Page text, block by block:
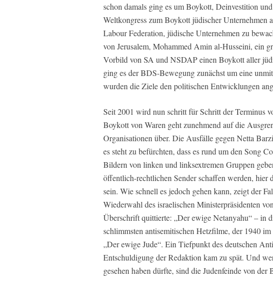
schon damals ging es um Boykott, Deinvestition
Weltkongress zum Boykott jüdischer
Labour Federation, jüdische Unternehmen zu
von Jerusalem, Mohammed Amin al-Husseini, ein
Vorbild von SA und NSDAP einen Boykott aller
ging es der BDS-Bewegung zunächst um eine
wurden die Ziele den politischen Entwicklungen
Seit 2001 wird nun schritt für Schritt der Terminus
Boykott von Waren geht zunehmend auf die
Organisationen über. Die Ausfälle gegen Netta
es steht zu befürchten, dass es rund um den Song
Bildern von linken und linksextremen Gruppen
öffentlich-rechtlichen Sender schaffen werden, hier
sein. Wie schnell es jedoch gehen kann, zeigt der
Wiederwahl des israelischen Ministerpräsidenten
Überschrift quittierte: „Der ewige Netanyahu“ – in
schlimmsten antisemitischen Hetzfilme, der 1940
„Der ewige Jude“. Ein Tiefpunkt des deutschen
Entschuldigung der Redaktion kam zu spät. Und
gesehen haben dürfte, sind die Judenfeinde von der